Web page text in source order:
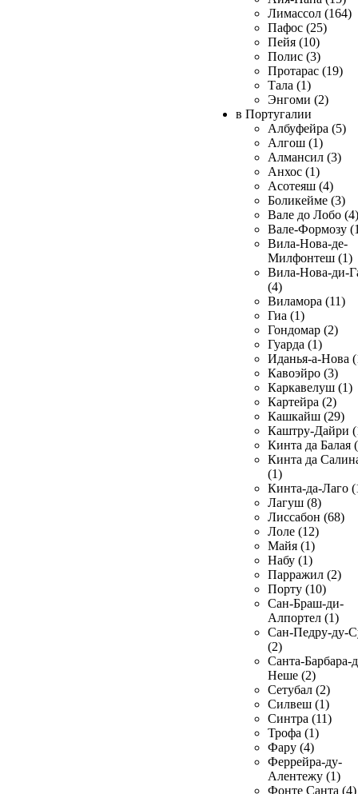
Лимассол (164)
Пафос (25)
Пейя (10)
Полис (3)
Протарас (19)
Тала (1)
Энгоми (2)
в Португалии
Албуфейра (5)
Алгош (1)
Алмансил (3)
Анхос (1)
Асотеяш (4)
Боликейме (3)
Вале до Лобо (4)
Вале-Формозу
Вила-Нова-де-
Милфонтеш (1)
Вила-Нова-ди-
(4)
Виламора (11)
Гиа (1)
Гондомар (2)
Гуарда (1)
Иданья-а-Нова
Кавоэйро (3)
Каркавелуш (1)
Картейра (2)
Кашкайш (29)
Каштру-Дайри
Кинта да Балая
Кинта да
(1)
Кинта-да-Лаго
Лагуш (8)
Лиссабон (68)
Лоле (12)
Майя (1)
Набу (1)
Парражил (2)
Порту (10)
Сан-Браш-ди-
Алпортел (1)
Сан-Педру-ду-
(2)
Санта-Барбара-
Неше (2)
Сетубал (2)
Силвеш (1)
Синтра (11)
Трофа (1)
Фару (4)
Феррейра-ду-
Алентежу (1)
Фонте Санта (4)